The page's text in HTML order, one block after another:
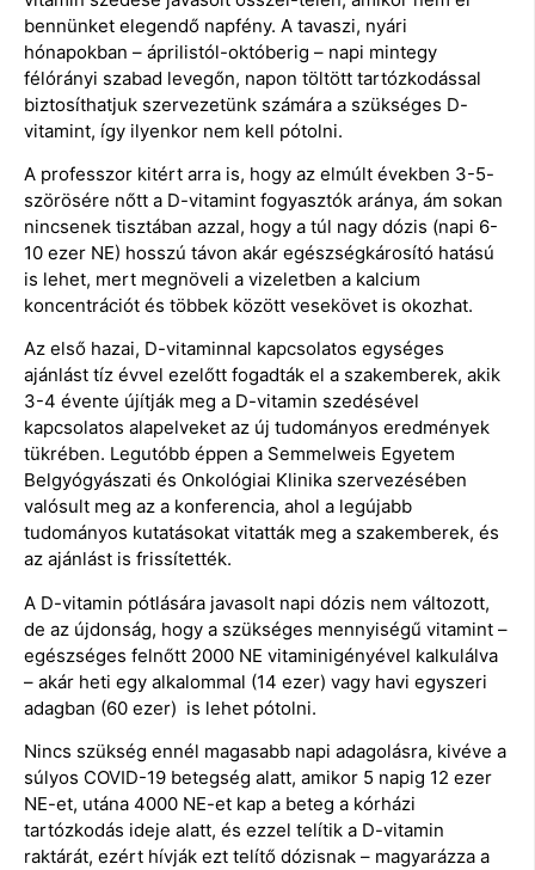
bennünket elegendő napfény. A tavaszi, nyári
hónapokban – áprilistól-októberig – napi mintegy
félórányi szabad levegőn, napon töltött tartózkodással
biztosíthatjuk szervezetünk számára a szükséges D-
vitamint, így ilyenkor nem kell pótolni.
A professzor kitért arra is, hogy az elmúlt években 3-5-
szörösére nőtt a D-vitamint fogyasztók aránya, ám sokan
nincsenek tisztában azzal, hogy a túl nagy dózis (napi 6-
10 ezer NE) hosszú távon akár egészségkárosító hatású
is lehet, mert megnöveli a vizeletben a kalcium
koncentrációt és többek között vesekövet is okozhat.
Az első hazai, D-vitaminnal kapcsolatos egységes
ajánlást tíz évvel ezelőtt fogadták el a szakemberek, akik
3-4 évente újítják meg a D-vitamin szedésével
kapcsolatos alapelveket az új tudományos eredmények
tükrében. Legutóbb éppen a Semmelweis Egyetem
Belgyógyászati és Onkológiai Klinika szervezésében
valósult meg az a konferencia, ahol a legújabb
tudományos kutatásokat vitatták meg a szakemberek, és
az ajánlást is frissítették.
A D-vitamin pótlására javasolt napi dózis nem változott,
de az újdonság, hogy a szükséges mennyiségű vitamint –
egészséges felnőtt 2000 NE vitaminigényével kalkulálva
– akár heti egy alkalommal (14 ezer) vagy havi egyszeri
adagban (60 ezer) is lehet pótolni.
Nincs szükség ennél magasabb napi adagolásra, kivéve a
súlyos COVID-19 betegség alatt, amikor 5 napig 12 ezer
NE-et, utána 4000 NE-et kap a beteg a kórházi
tartózkodás ideje alatt, és ezzel telítik a D-vitamin
raktárát, ezért hívják ezt telítő dózisnak – magyarázza a